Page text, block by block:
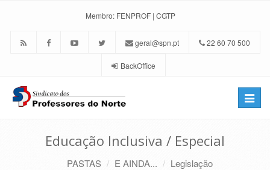
Membro: FENPROF | CGTP
geral@spn.pt 22 60 70 500
BackOffice
Toggle
Educação Inclusiva / Especial
PASTAS E AINDA...
Legislação